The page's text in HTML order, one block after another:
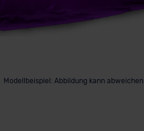
Modellbeispiel: Abbildung kann abweichen